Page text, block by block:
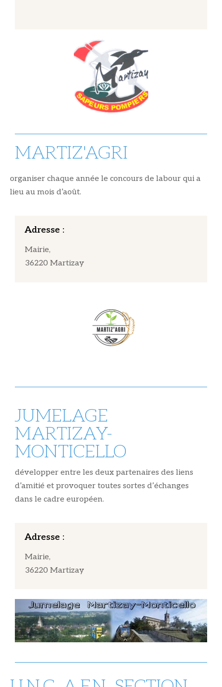
MARTIZ'AGRI
organiser chaque année le concours de labour qui a
lieu au mois d’août.
Adresse :
Mairie,
36220 Martizay
JUMELAGE
MARTIZAY-
MONTICELLO
développer entre les deux partenaires des liens
d’amitié et provoquer toutes sortes d’échanges
dans le cadre européen.
Adresse :
Mairie,
36220 Martizay